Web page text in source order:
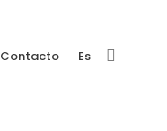
Contacto Es